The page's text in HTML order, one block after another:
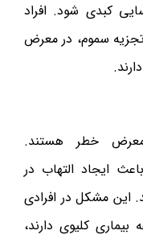
کبدی شود. افراد
سموم، در معرض
معرض خطر هستند.
ایجاد التهاب در
این مشکل در افرادی
کلیوی دارند،